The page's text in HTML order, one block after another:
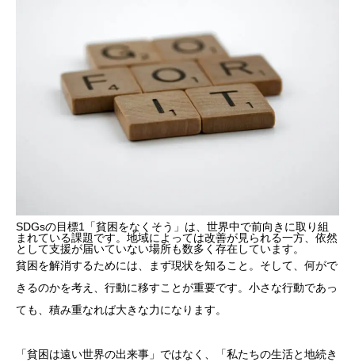
SDGsの目標1「貧困をなくそう」は、世界中で前向きに取り組
まれている課題です。地域によっては改善が見られる一方、依然
として支援が届いていない場所も数多く存在しています。
貧困を解消するためには、まず現状を知ること。そして、何がで
きるのかを考え、行動に移すことが重要です。小さな行動であっ
ても、積み重なれば大きな力になります。
「貧困は遠い世界の出来事」ではなく、「私たちの生活と地続き